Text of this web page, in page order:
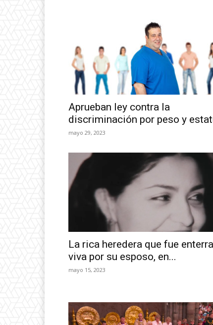
Aprueban ley contra la
discriminación por peso y
mayo 29, 2023
La rica heredera que fue
viva por su esposo, en...
mayo 15, 2023